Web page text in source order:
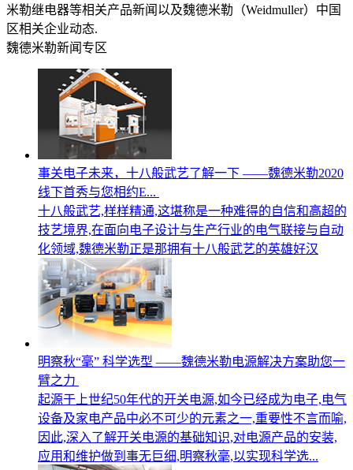
米勒继电器等相关产品新闻以及魏德米勒（Weidmuller）中国
区相关企业动态.
魏德米勒新闻专区
事关电子未来，十八般武艺了解一下 ——魏德米勒2020
线下首秀与您相约E...
十八般武艺,样样精通,这堪称是一种难得的自信和高超的
技艺境界,在面向电子设计与生产行业的电气联接与自动
化领域,魏德米勒正是那拥有十八般武艺的英雄好汉
明察秋“毫” 科学选型 ——魏德米勒电源解决方案助您一
臂之力
起源于上世纪50年代的开关电源,如今已经成为电子,电气
设备及家电产品中必不可少的元素之一,重要性不言而喻,
因此,深入了解开关电源的基础知识,对电源产品的安装,
应用和维护做到事无巨细,明察秋毫,以实现科学选...